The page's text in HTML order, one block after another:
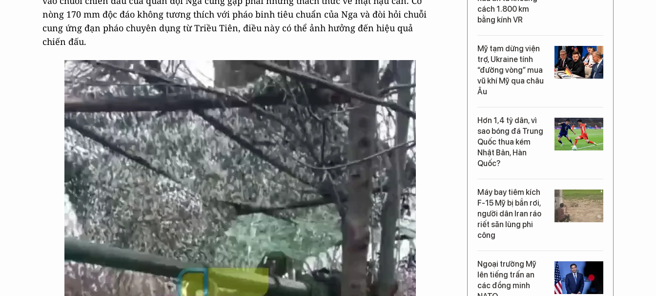
nòng 170 mm độc đáo không tương thích với pháo binh tiêu chuẩn của Nga và đòi hỏi chuỗi
cung ứng đạn pháo chuyên dụng từ Triều Tiên, điều này có thể ảnh hưởng đến hiệu quả
chiến đấu.
cách 1.800 km
bằng kính VR
Mỹ tạm dừng viện
trợ, Ukraine tính
“đường vòng” mua
vũ khí Mỹ qua châu
Âu
Hơn 1,4 tỷ dân, vì
sao bóng đá Trung
Quốc thua kém
Nhật Bản, Hàn
Quốc?
Máy bay tiêm kích
F-15 Mỹ bị bắn rơi,
người dân Iran ráo
riết săn lùng phi
công
Ngoại trưởng Mỹ
lên tiếng trấn an
các đồng minh